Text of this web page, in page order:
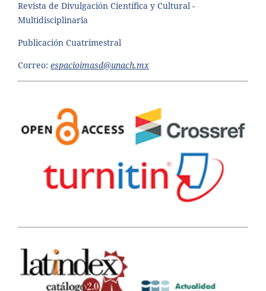
Revista de Divulgación Científica y Cultural -
Multidisciplinaria
Publicación Cuatrimestral
Correo: espacioimasd@unach.mx